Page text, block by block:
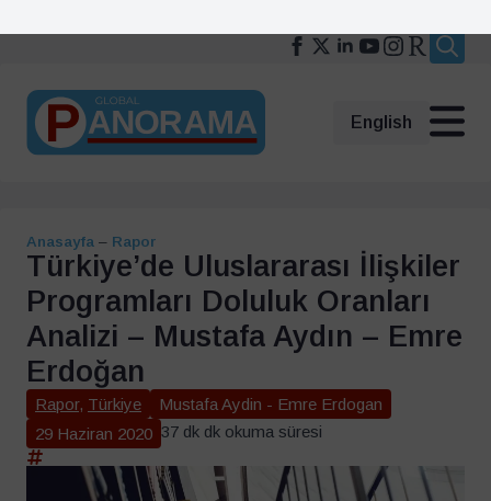
English
Anasayfa – Rapor
Türkiye’de Uluslararası İlişkiler
Programları Doluluk Oranları
Analizi – Mustafa Aydın – Emre
Erdoğan
Rapor, Türkiye
Mustafa Aydin - Emre Erdogan
29 Haziran 2020 37 dk dk okuma süresi